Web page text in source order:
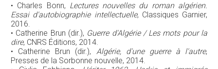
• Charles Bonn, Lectures nouvelles du roman algérien.
Essai d'autobiographie intellectuelle, Classiques Garnier,
2016.
• Catherine Brun (dir.), Guerre d'Algérie / Les mots pour la
dire, CNRS Éditions, 2014.
• Catherine Brun (dir.), Algérie, d'une guerre à l'autre,
Presses de la Sorbonne nouvelle, 2014.